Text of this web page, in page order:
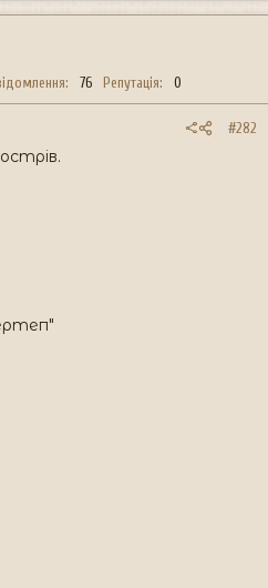
76 Репутація 0
#282